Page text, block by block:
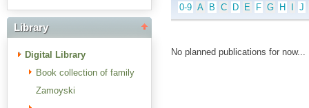
Library
Digital Library
Book collection of family
Zamoyski
0-9 A B C D E F G H J
No planned publications for now...